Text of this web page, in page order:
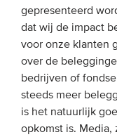
gepresenteerd
dat wij de impact
voor onze klanten
over de
bedrijven of
steeds meer
is het natuurlijk
opkomst is. Media,